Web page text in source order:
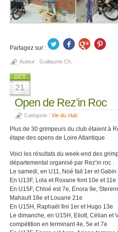
Partagez sur :
Auteur : Guillaume Ch.
OCT
21
Open de Rez’in Roc
Catégorie : Vie du club
Plus de 30 grimpeurs du club étaient à
étape des opens de Loire Atlantique
Voici les résultats du week-end des
départemental organisé par Rez’in roc .
Le samedi, en U11, Noé fait 1er et Gabin
En U13F, Lola et Roxane font 10e et 11e
En U15F, Chloé est 7e, Enora 9e,
Mahault 18e et Louane 21e
En U15H, Raphaël fini 1er et Hugo 13e
Le dimanche, en U15H, Eliott, Célian et
compétition en terminant 4e, 5e et 7e